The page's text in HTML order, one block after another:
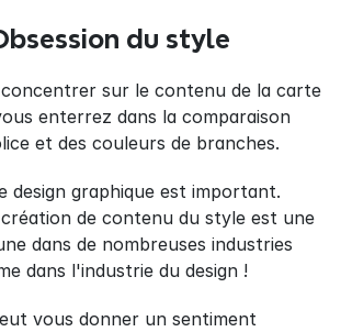
du style
sur le contenu de la carte
enterrez dans la comparaison
et des couleurs de branches.
design graphique est important.
de contenu du style est une
dans de nombreuses industries
dans l'industrie du design !
vous donner un sentiment